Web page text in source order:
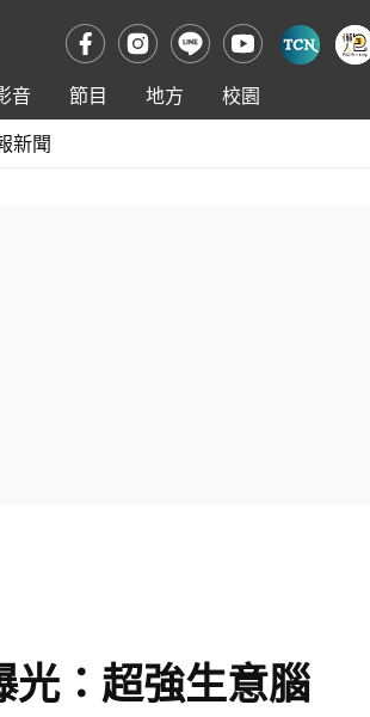
音 節目 地方
校園
新聞
：超強生意腦